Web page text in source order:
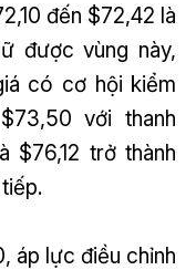
đến $72,42 là
được vùng này,
có cơ hội kiểm
với thanh
$76,12 trở thành
áp lực điều chỉnh